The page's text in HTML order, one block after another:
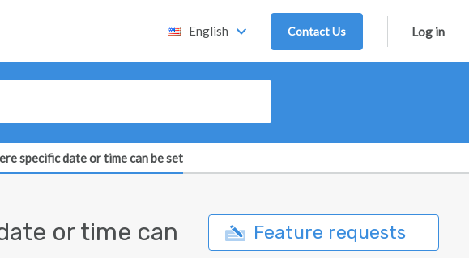
English Contact Us Log in
specific date or time can be set
or time can
Feature requests